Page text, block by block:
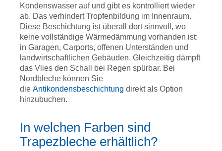
Kondenswasser auf und gibt es kontrolliert wieder
ab. Das verhindert Tropfenbildung im Innenraum.
Diese Beschichtung ist überall dort sinnvoll, wo
keine vollständige Wärmedämmung vorhanden ist:
in Garagen, Carports, offenen Unterständen und
landwirtschaftlichen Gebäuden. Gleichzeitig dämpft
das Vlies den Schall bei Regen spürbar. Bei
Nordbleche können Sie
die Antikondensbeschichtung direkt als Option
hinzubuchen.
In welchen Farben sind
Trapezbleche erhältlich?